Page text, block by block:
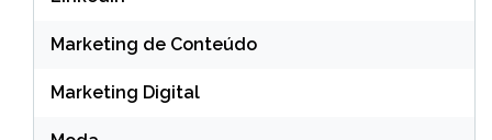
Marketing de Conteúdo
Marketing Digital